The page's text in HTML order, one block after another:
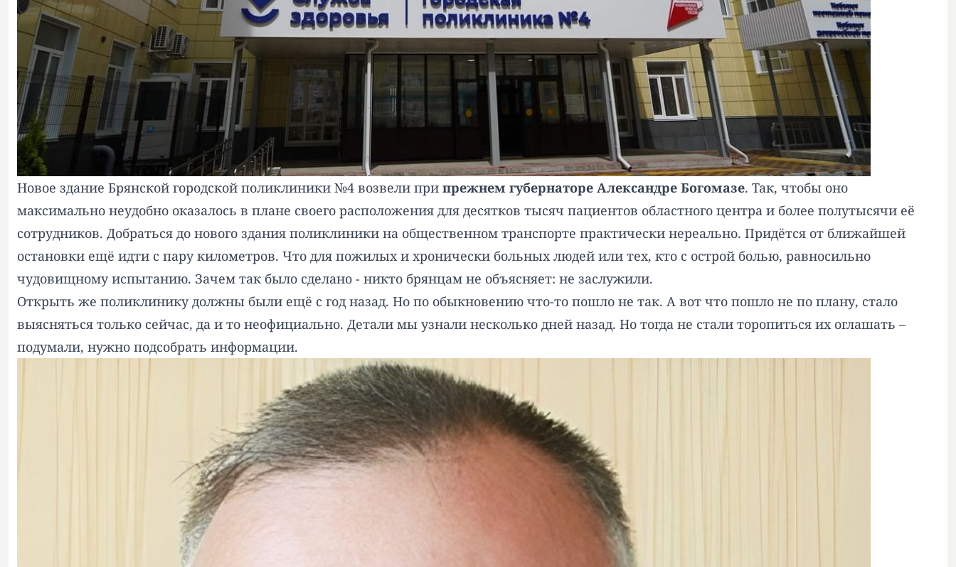
Новое здание Брянской городской поликлиники №4 возвели при прежнем губернаторе Александре Богомазе. Так, чтобы оно
максимально неудобно оказалось в плане своего расположения для десятков тысяч пациентов областного центра и более полутысячи её
сотрудников. Добраться до нового здания поликлиники на общественном транспорте практически нереально. Придётся от ближайшей
остановки ещё идти с пару километров. Что для пожилых и хронически больных людей или тех, кто с острой болью, равносильно
чудовищному испытанию. Зачем так было сделано - никто брянцам не объясняет: не заслужили.
Открыть же поликлинику должны были ещё с год назад. Но по обыкновению что-то пошло не так. А вот что пошло не по плану, стало
выясняться только сейчас, да и то неофициально. Детали мы узнали несколько дней назад. Но тогда не стали торопиться их оглашать –
подумали, нужно подсобрать информации.